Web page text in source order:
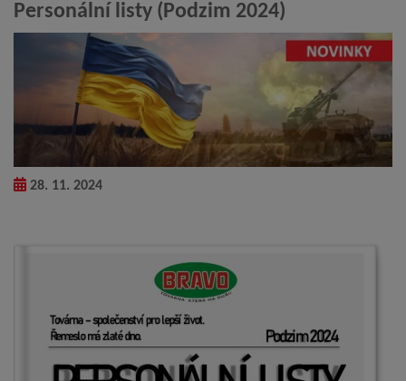
Personální listy (Podzim 2024)
28. 11. 2024